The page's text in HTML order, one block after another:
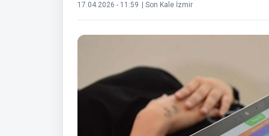
17.04.2026 - 11:59 | Son Kale İzmir